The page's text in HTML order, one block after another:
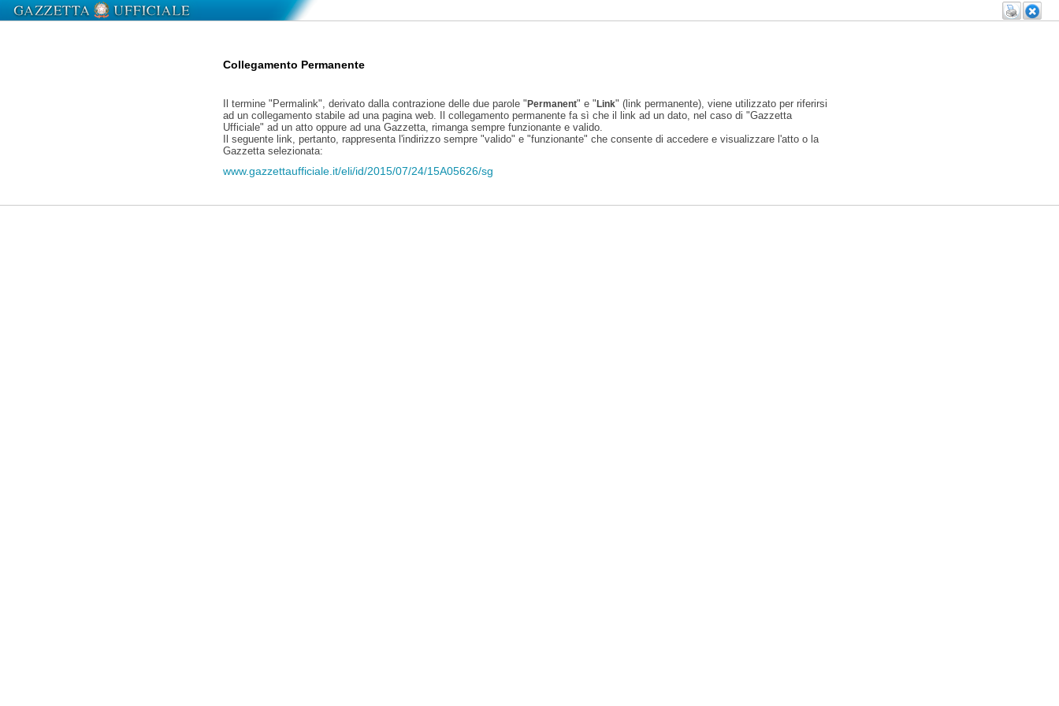
Collegamento Permanente
Il termine "Permalink", derivato dalla contrazione delle due parole "Permanent" e "Link" (link permanente), viene utilizzato per riferirsi
ad un collegamento stabile ad una pagina web. Il collegamento permanente fa sì che il link ad un dato, nel caso di "Gazzetta
Ufficiale" ad un atto oppure ad una Gazzetta, rimanga sempre funzionante e valido.
Il seguente link, pertanto, rappresenta l'indirizzo sempre "valido" e "funzionante" che consente di accedere e visualizzare l'atto o la
Gazzetta selezionata:
www.gazzettaufficiale.it/eli/id/2015/07/24/15A05626/sg